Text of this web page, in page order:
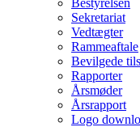
Bestyrelsen
Sekretariat
Vedtægter
Rammeaftale
Bevilgede
Rapporter
Årsmøder
Årsrapport
Logo